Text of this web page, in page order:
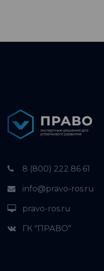
8 (800) 222 86 61
info@pravo-ros.ru
pravo-ros.ru
ГК "ПРАВО"